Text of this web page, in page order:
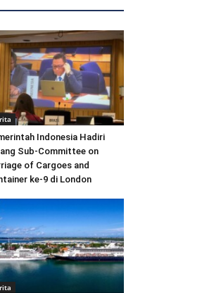
Indonesia Hadiri
Sub-Committee on
of Cargoes and
ke-9 di London